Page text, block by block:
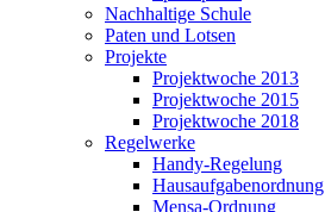
Nachhaltige Schule
Paten und Lotsen
Projekte
Projektwoche 2013
Projektwoche 2015
Projektwoche 2018
Regelwerke
Handy-Regelung
Hausaufgabenordnung
Mensa-Ordnung